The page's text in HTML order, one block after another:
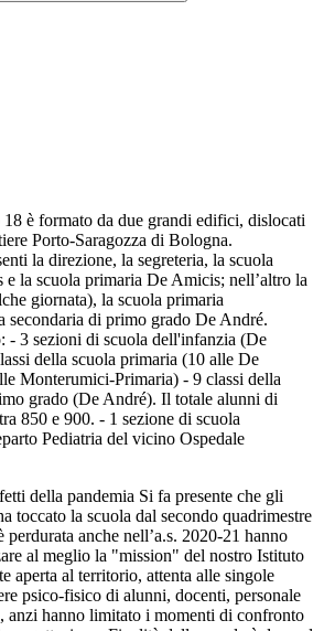
è formato da due grandi edifici, dislocati
Porto-Saragozza di Bologna.
la direzione, la segreteria, la scuola
la scuola primaria De Amicis; nell’altro la
giornata), la scuola primaria
secondaria di primo grado De André.
- 3 sezioni di scuola dell'infanzia (De
della scuola primaria (10 alle De
Monterumici-Primaria) - 9 classi della
grado (De André). Il totale alunni di
850 e 900. - 1 sezione di scuola
Pediatria del vicino Ospedale
della pandemia Si fa presente che gli
toccato la scuola dal secondo quadrimestre
perdurata anche nell’a.s. 2020-21 hanno
al meglio la "mission" del nostro Istituto
aperta al territorio, attenta alle singole
psico-fisico di alunni, docenti, personale
anzi hanno limitato i momenti di confronto